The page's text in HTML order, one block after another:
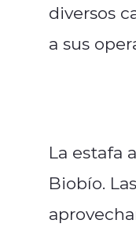
diversos
a sus
La estafa
Biobío.